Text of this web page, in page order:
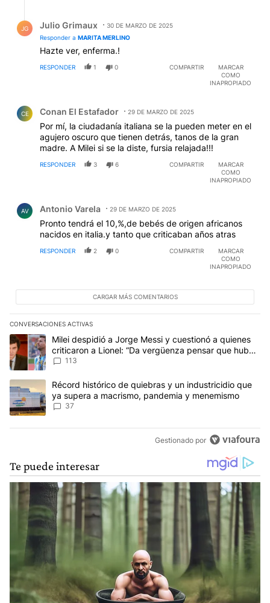
JG Julio Grimaux
30 DE MARZO DE 2025
Responder a MARITA MERLINO
Hazte ver, enferma.!
RESPONDER 1 0 COMPARTIR
MARCAR
COMO
INAPROPIADO
CE Conan El Estafador 29 DE MARZO DE 2025
Por mí, la ciudadanía italiana se la pueden meter en el
agujero oscuro que tienen detrás, tanos de la gran
madre. A Milei si se la diste, fursia relajada!!!
RESPONDER 3 6 COMPARTIR
MARCAR
COMO
INAPROPIADO
AV Antonio Varela 29 DE MARZO DE 2025
Pronto tendrá el 10,%,de bebés de origen africanos
nacidos en italia.y tanto que criticaban años atras
RESPONDER 2 0 COMPARTIR
MARCAR
COMO
INAPROPIADO
CARGAR MÁS COMENTARIOS
CONVERSACIONES ACTIVAS
Este listado muestra los artículos con más comentarios en los
Un artículo de tendencia con el título "Milei despidió a Jorge
Milei despidió a Jorge Messi y cuestionó a quienes
criticaron a Lionel: “Da vergüenza pensar que hubo
anti-Messi”
113
Un artículo de tendencia con el título "Récord histórico de
Récord histórico de quiebras y un industricidio que
ya supera a macrismo, pandemia y menemismo
37
Gestionado por